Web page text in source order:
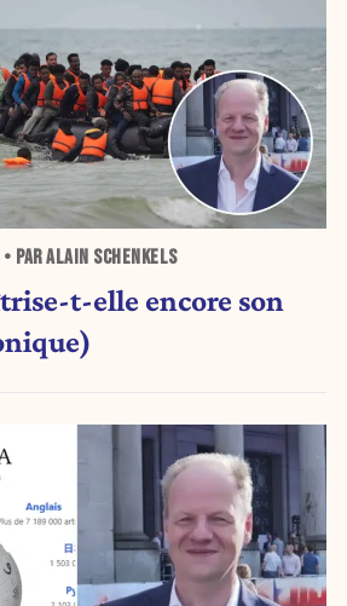
• PAR ALAIN SCHENKELS
t-elle encore son